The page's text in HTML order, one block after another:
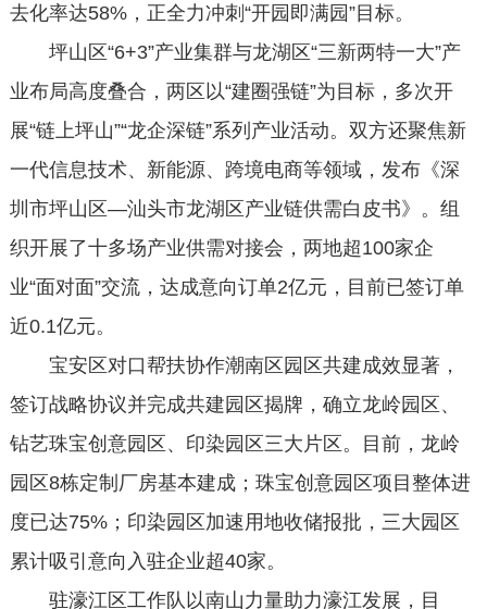
去化率达58%，正全力冲刺“开园即满园”目标。
坪山区“6+3”产业集群与龙湖区“三新两特一大”产
业布局高度叠合，两区以“建圈强链”为目标，多次开
展“链上坪山”“龙企深链”系列产业活动。双方还聚焦新
一代信息技术、新能源、跨境电商等领域，发布《深
圳市坪山区—汕头市龙湖区产业链供需白皮书》。组
织开展了十多场产业供需对接会，两地超100家企
业“面对面”交流，达成意向订单2亿元，目前已签订单
近0.1亿元。
宝安区对口帮扶协作潮南区园区共建成效显著，
签订战略协议并完成共建园区揭牌，确立龙岭园区、
钻艺珠宝创意园区、印染园区三大片区。目前，龙岭
园区8栋定制厂房基本建成；珠宝创意园区项目整体进
度已达75%；印染园区加速用地收储报批，三大园区
累计吸引意向入驻企业超40家。
驻濠江区工作队以南山力量助力濠江发展，目